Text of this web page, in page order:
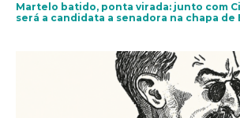
Martelo batido, ponta virada: junto com
será a candidata a senadora na chapa de